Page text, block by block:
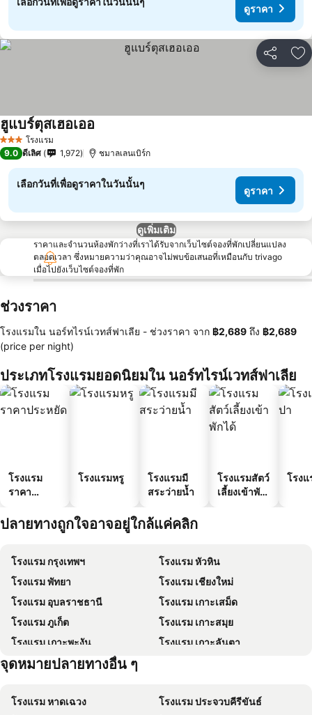
ดูราคา
แชร์ เ
3 ดาว โรงแรม
ฮูแบร์ตุสเฮอเออ
9.0 ดีเลิศ 1,972 ชมาลเลนเบิร์ก
เลือกวันที่เพื่อดูราคาในวันนั้นๆ
ดูราคา
ดูเพิ่มเติม
ราคาและจำนวนห้องพักว่างที่เราได้รับจากเว็บไซต์จองที่พักเปลี่ยนแปลง
ตลอดเวลา ซึ่งหมายความว่าคุณอาจไม่พบข้อเสนอที่เหมือนกับ trivago
เมื่อไปยังเว็บไซต์จองที่พัก
ช่วงราคา
โรงแรมใน นอร์ทไรน์เวทส์ฟาเลีย - ช่วงราคา จาก ‎฿2,689 ถึง ‎฿2,689
(price per night)
ประเภทโรงแรมยอดนิยมใน นอร์ทไรน์เวทส์ฟาเลีย
โรงแรม
ราคา
โรงแรมหรู
โรงแรมมี
สระว่ายน้ำ
โรงแรมสัตว์
เลี้ยงเข้าพัก
โรง
ปลายทางถูกใจอาจอยู่ใกล้แค่คลิก
โรงแรม กรุงเทพฯ
โรงแรม หัวหิน
โรงแรม พัทยา
โรงแรม เชียงใหม่
โรงแรม อุบลราชธานี
โรงแรม เกาะเสม็ด
โรงแรม ภูเก็ต
โรงแรม เกาะสมุย
โรงแรม เกาะพะงัน
โรงแรม เกาะลันตา
โรงแรม เกาะหลีเป๊ะ
จุดหมายปลายทางอื่น ๆ
โรงแรม หาดเฉวง
โรงแรม ประจวบคีรีขันธ์